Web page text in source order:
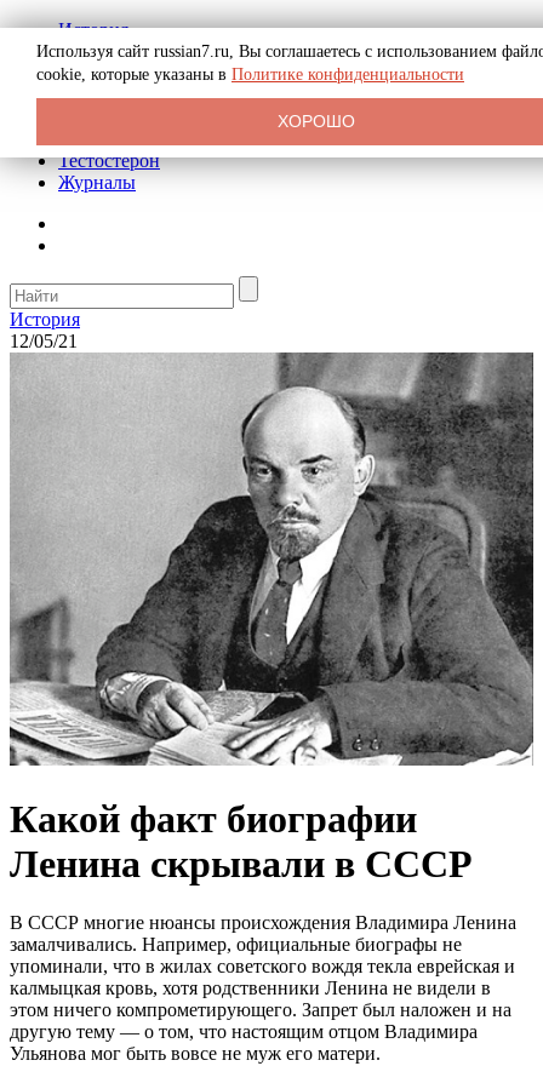
История
Биография
Криминал
Реклама на сайте
Тестостерон
Журналы
История
12/05/21
Какой факт биографии
Ленина скрывали в СССР
В СССР многие нюансы происхождения Владимира Ленина
замалчивались. Например, официальные биографы не
упоминали, что в жилах советского вождя текла еврейская и
калмыцкая кровь, хотя родственники Ленина не видели в
этом ничего компрометирующего. Запрет был наложен и на
другую тему — о том, что настоящим отцом Владимира
Ульянова мог быть вовсе не муж его матери.
Используя сайт russian7.ru, Вы соглашаетесь с использованием
cookie, которые указаны в Политике конфиденциальности
ХОРОШО